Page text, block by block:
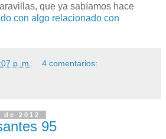
que ya sabíamos hace
con algo relacionado con
p. m. 4 comentarios:
2012
95